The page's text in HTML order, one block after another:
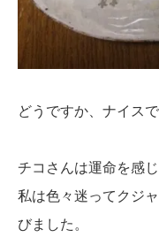
どうですか、ナイスで
チコさんは運命を感
私は色々迷ってクジ
びました。